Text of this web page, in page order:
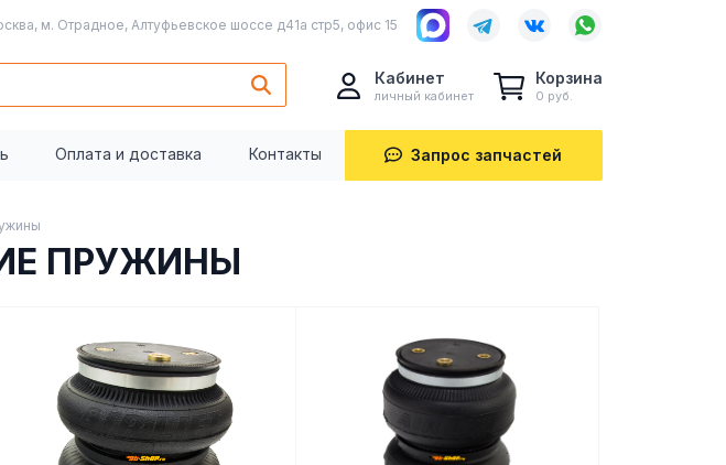
м. Отрадное, Алтуфьевское шоссе д41а стр5, офис 15
Кабинет
личный кабинет
Корзина
0 руб.
Оплата и доставка Контакты Запрос запчастей
ПРУЖИНЫ